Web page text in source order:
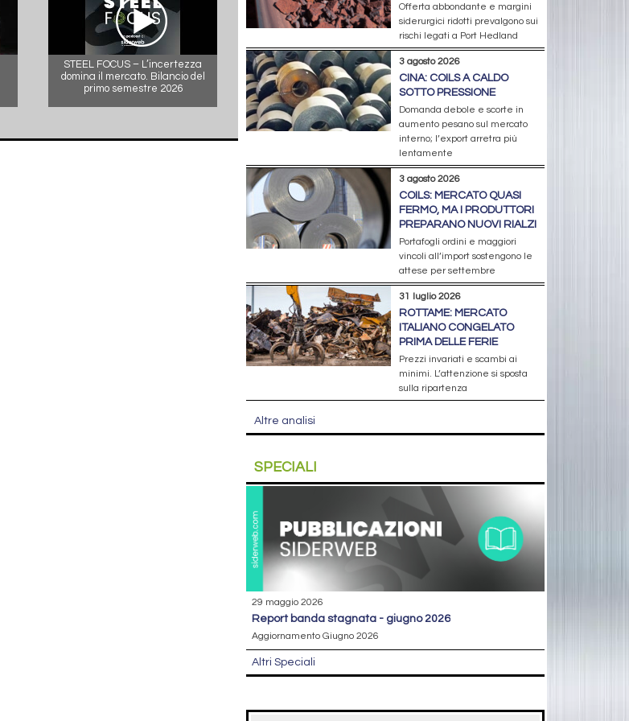
STEEL FOCUS – L’incertezza
domina il mercato. Bilancio del
primo semestre 2026
Offerta abbondante e margini
siderurgici ridotti prevalgono sui
rischi legati a Port Hedland
3 agosto 2026
CINA: COILS A CALDO
SOTTO PRESSIONE
Domanda debole e scorte in
aumento pesano sul mercato
interno; l’export arretra più
lentamente
3 agosto 2026
COILS: MERCATO QUASI
FERMO, MA I PRODUTTORI
PREPARANO NUOVI RIALZI
Portafogli ordini e maggiori
vincoli all’import sostengono le
attese per settembre
31 luglio 2026
ROTTAME: MERCATO
ITALIANO CONGELATO
PRIMA DELLE FERIE
Prezzi invariati e scambi ai
minimi. L’attenzione si sposta
sulla ripartenza
Altre analisi
SPECIALI
29 maggio 2026
report banda stagnata - giugno 2026
Aggiornamento Giugno 2026
Altri Speciali